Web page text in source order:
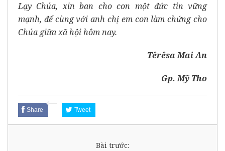
Lạy Chúa, xin ban cho con một đức tin vững
mạnh, để cùng với anh chị em con làm chứng cho
Chúa giữa xã hội hôm nay.
Têrêsa Mai An
Gp. Mỹ Tho
Share Tweet
Bài trước: